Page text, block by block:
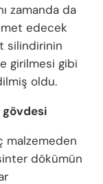
zamanda da
edecek
silindirinin
girilmesi gibi
oldu.
malzemeden
dökümün